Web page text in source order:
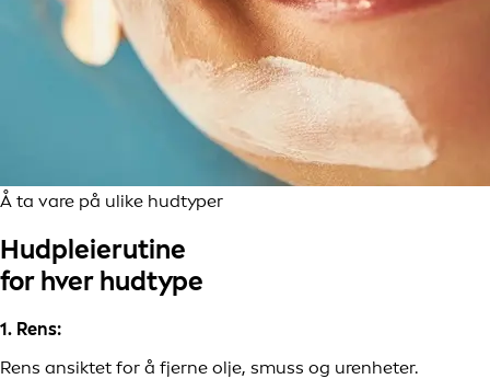
Å ta vare på ulike hudtyper
Hudpleierutine
for hver hudtype
1. Rens:
Rens ansiktet for å fjerne olje, smuss og urenheter.